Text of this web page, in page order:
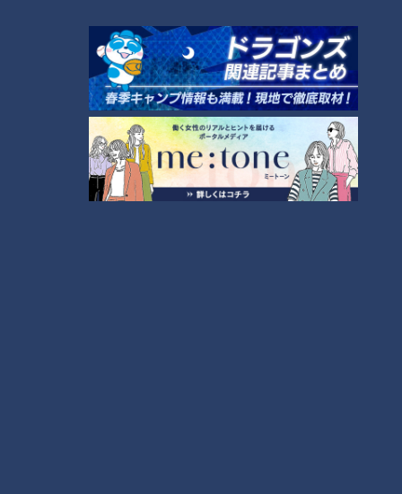
つボイ「僕と小高さんは戦後生まれ・20世紀生まれ、同年代
本田「それでいうと、戦後生まれ・20世紀生まれは、僕もな
んです。1992年生まれです。この番組が始まったのとほとん
ど同じくらいに生まれました」
つボイもこれには驚きます。